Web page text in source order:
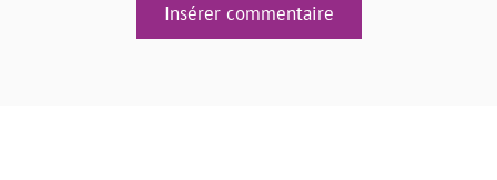
Insérer commentaire